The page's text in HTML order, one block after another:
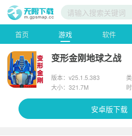
首页 游戏 软件
变形金刚地球之战
版本：v25.1.5.383
大小：321.7M
安卓版下载